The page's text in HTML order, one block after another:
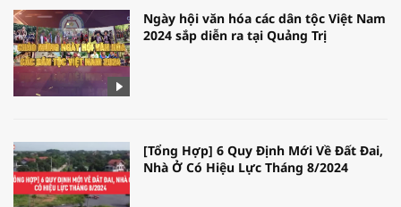
Ngày hội văn hóa các dân tộc Việt Nam
2024 sắp diễn ra tại Quảng Trị
[Tổng Hợp] 6 Quy Định Mới Về Đất Đai,
Nhà Ở Có Hiệu Lực Tháng 8/2024